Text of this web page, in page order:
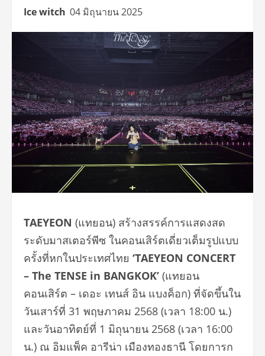
Ice witch 04 มิถุนายน 2025
TAEYEON (แทยอน) สร้างสรรค์การแสดงสด
ระดับมาสเตอร์พีซ ในคอนเสิร์ตเดี่ยวเต็มรูปแบบ
ครั้งที่หกในประเทศไทย ‘TAEYEON CONCERT
– The TENSE in BANGKOK’ (แทยอน
คอนเสิร์ต – เดอะ เทนส์ อิน แบงค็อก) ที่จัดขึ้นใน
วันเสาร์ที่ 31 พฤษภาคม 2568 (เวลา 18:00 น.)
และวันอาทิตย์ที่ 1 มิถุนายน 2568 (เวลา 16:00
น.) ณ อิมแพ็ค อารีน่า เมืองทองธานี โดยการก